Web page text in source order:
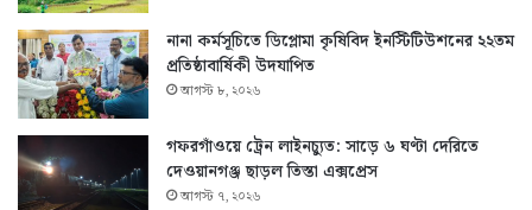
নানা কর্মসূচিতে ডিপ্লোমা কৃষিবিদ ইনস্টিটিউশনের ২২তম
প্রতিষ্ঠাবার্ষিকী উদযাপিত
আগস্ট ৮, ২০২৬
গফরগাঁওয়ে ট্রেন লাইনচ্যুত: সাড়ে ৬ ঘণ্টা দেরিতে
দেওয়ানগঞ্জ ছাড়ল তিস্তা এক্সপ্রেস
আগস্ট ৭, ২০২৬